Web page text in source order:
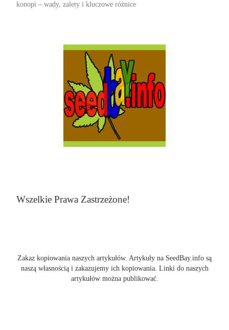
konopi – wady, zalety i kluczowe różnice
Wszelkie Prawa Zastrzeżone!
Zakaz kopiowania naszych artykułów. Artykuły na SeedBay.info są
naszą własnością i zakazujemy ich kopiowania. Linki do naszych
artykułów można publikować.